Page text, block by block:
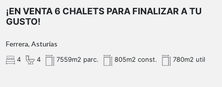
¡EN VENTA 6 CHALETS PARA FINALIZAR A TU
GUSTO!
Ferrera, Asturias
4 4 7559m2 parc. 805m2 const. 780m2 util